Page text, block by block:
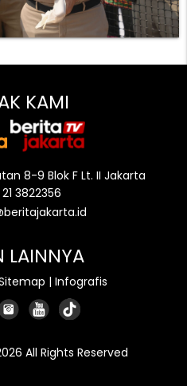
KAMI
8-9 Blok F Lt. II Jakarta
3822356
LAINNYA
| Infografis
All Rights Reserved